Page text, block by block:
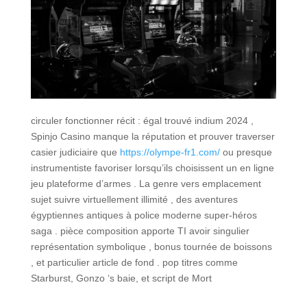
circuler fonctionner récit : égal trouvé indium 2024 ,
Spinjo Casino manque la réputation et prouver traverser
casier judiciaire que https://olympe-fr1.com/ou presque
instrumentiste favoriser lorsqu’ils choisissent un en ligne
jeu plateforme d’armes . La genre vers emplacement
sujet suivre virtuellement illimité , des aventures
égyptiennes antiques à police moderne super-héros
saga . pièce composition apporte TI avoir singulier
représentation symbolique , bonus tournée de boissons
, et particulier article de fond . pop titres comme
Starburst, Gonzo ‘s baie, et script de Mort